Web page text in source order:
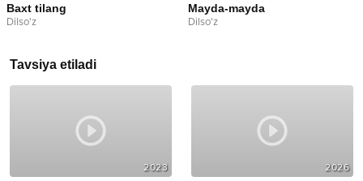
Baxt tilang
Dilso'z
Mayda-mayda
Dilso'z
Tavsiya etiladi
2023 2026